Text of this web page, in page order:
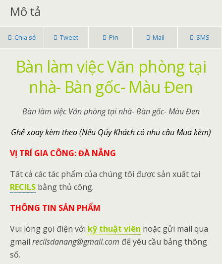
Mô tả
Chia sẻ Tweet Pin Mail SMS
Bàn làm việc Văn phòng tại
nhà- Bàn gốc- Màu Đen
Bàn làm việc Văn phòng tại nhà- Bàn gốc- Màu Đen
Ghế xoay kèm theo (Nếu Qúy Khách có nhu cầu Mua kèm)
VỊ TRÍ GIA CÔNG: ĐÀ NẴNG
Tất cả các tác phẩm của chúng tôi được sản xuất tại
RECILS bằng thủ công.
THÔNG TIN SẢN PHẨM
Vui lòng gọi điện với kỹ thuật viên hoặc gửi mail qua
gmail recilsdanang@gmail.com để yêu cầu bảng thông
số.